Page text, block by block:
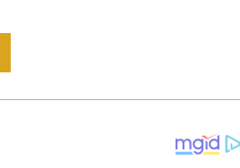
วนเพชร แหวนแต่งงาน ต่างหู สร้อยข้อมือ
บวนมาเสริฟให้คุณ วันเดียวเท่านั้น ห้าม